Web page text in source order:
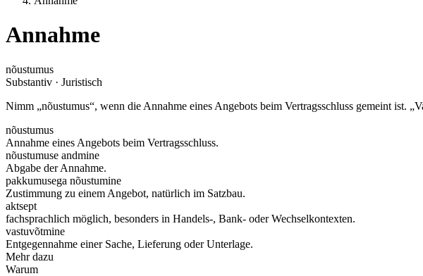
Annahme
nõustumus
Substantiv · Juristisch
Nimm „nõustumus“, wenn die Annahme eines Angebots beim Vertragsschluss gemeint ist.
nõustumus
Annahme eines Angebots beim Vertragsschluss.
nõustumuse andmine
Abgabe der Annahme.
pakkumusega nõustumine
Zustimmung zu einem Angebot, natürlich im Satzbau.
aktsept
fachsprachlich möglich, besonders in Handels-, Bank- oder Wechselkontexten.
vastuvõtmine
Entgegennahme einer Sache, Lieferung oder Unterlage.
Mehr dazu
Warum